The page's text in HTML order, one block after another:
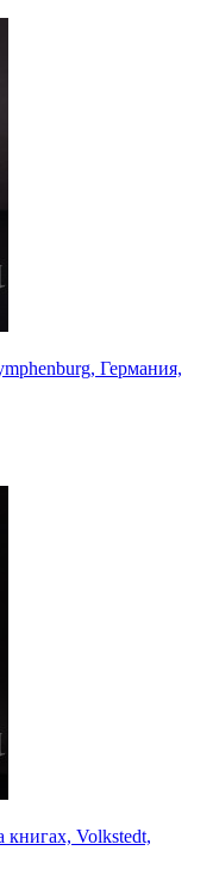
Германия,
книгах, Volkstedt,